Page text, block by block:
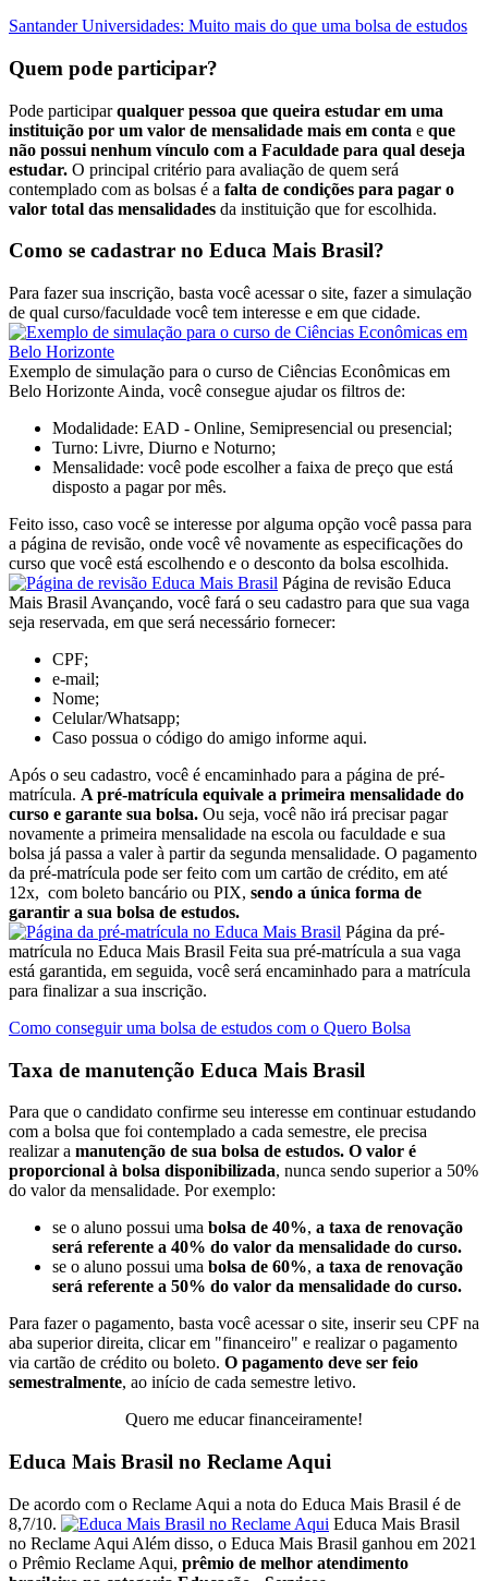
Santander Universidades: Muito mais do que uma bolsa de estudos
Quem pode participar?
Pode participarqualquer pessoa que queira estudar em uma
instituição por um valor de mensalidade mais em conta e que
não possui nenhum vínculo com a Faculdade para qual deseja
estudar. O principal critério para avaliação de quem será
contemplado com as bolsas é a falta de condições para pagar o
valor total das mensalidades da instituição que for escolhida.
Como se cadastrar no Educa Mais Brasil?
Para fazer sua inscrição, basta você acessar o site, fazer a simulação
de qual curso/faculdade você tem interesse e em que cidade.
Exemplo de simulação para o curso de Ciências Econômicas em
Belo Horizonte Ainda, você consegue ajudar os filtros de:
Modalidade: EAD - Online, Semipresencial ou presencial;
Turno: Livre, Diurno e Noturno;
Mensalidade: você pode escolher a faixa de preço que está
disposto a pagar por mês.
Feito isso, caso você se interesse por alguma opção você passa para
a página de revisão, onde você vê novamente as especificações do
curso que você está escolhendo e o desconto da bolsa escolhida.
Página de revisão Educa
Mais Brasil Avançando, você fará o seu cadastro para que sua vaga
seja reservada, em que será necessário fornecer:
CPF;
e-mail;
Nome;
Celular/Whatsapp;
Caso possua o código do amigo informe aqui.
Após o seu cadastro, você é encaminhado para a página de pré-
matrícula. A pré-matrícula equivale a primeira mensalidade do
curso e garante sua bolsa. Ou seja, você não irá precisar pagar
novamente a primeira mensalidade na escola ou faculdade e sua
bolsa já passa a valer à partir da segunda mensalidade. O pagamento
da pré-matrícula pode ser feito com um cartão de crédito, em até
12x, com boleto bancário ou PIX, sendo a única forma de
garantir a sua bolsa de estudos.
Página da pré-
matrícula no Educa Mais Brasil Feita sua pré-matrícula a sua vaga
está garantida, em seguida, você será encaminhado para a matrícula
para finalizar a sua inscrição.
Como conseguir uma bolsa de estudos com o Quero Bolsa
Taxa de manutenção Educa Mais Brasil
Para que o candidato confirme seu interesse em continuar estudando
com a bolsa que foi contemplado a cada semestre, ele precisa
realizar a manutenção de sua bolsa de estudos. O valor é
proporcional à bolsa disponibilizada, nunca sendo superior a 50%
do valor da mensalidade. Por exemplo:
se o aluno possui uma bolsa de 40%, a taxa de renovação
será referente a 40% do valor da mensalidade do curso.
se o aluno possui uma bolsa de 60%, a taxa de renovação
será referente a 50% do valor da mensalidade do curso.
Para fazer o pagamento, basta você acessar o site, inserir seu CPF na
aba superior direita, clicar em "financeiro" e realizar o pagamento
via cartão de crédito ou boleto. O pagamento deve ser feio
semestralmente, ao início de cada semestre letivo.
Quero me educar financeiramente!
Educa Mais Brasil no Reclame Aqui
De acordo com o Reclame Aqui a nota do Educa Mais Brasil é de
8,7/10.
Educa Mais Brasil
no Reclame Aqui Além disso, o Educa Mais Brasil ganhou em 2021
o Prêmio Reclame Aqui, prêmio de melhor atendimento